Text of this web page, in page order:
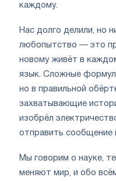
каждому.
Нас долго делили, но
любопытство — это
новому живёт в
язык. Сложные
но в правильной
захватывающие
изобрёл
отправить
Мы говорим о науке,
меняют мир, и обо